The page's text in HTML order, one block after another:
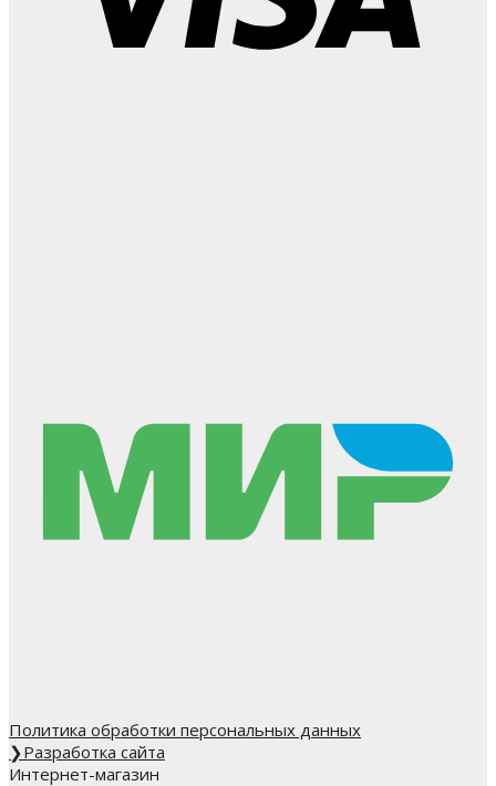
Политика обработки персональных данных
❯Разработка сайта
Интернет-магазин